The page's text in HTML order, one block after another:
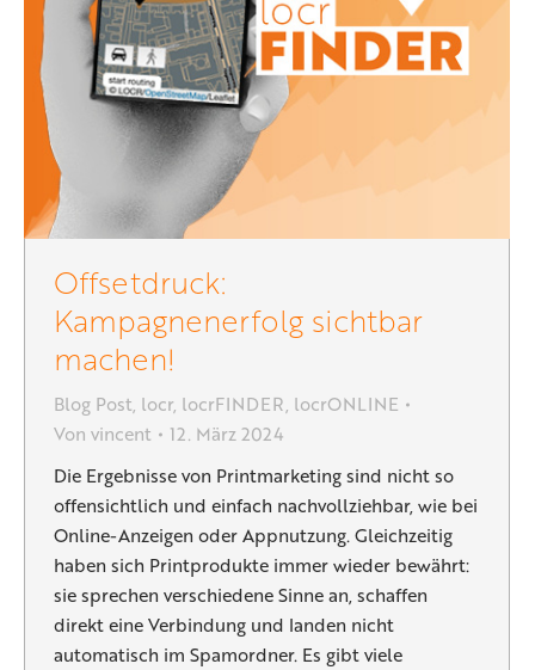
Offsetdruck:
Kampagnenerfolg sichtbar
machen!
Blog Post, locr, locrFINDER, locrONLINE
Von vincent
12. März 2024
Die Ergebnisse von Printmarketing sind nicht so
offensichtlich und einfach nachvollziehbar, wie bei
Online-Anzeigen oder Appnutzung. Gleichzeitig
haben sich Printprodukte immer wieder bewährt:
sie sprechen verschiedene Sinne an, schaffen
direkt eine Verbindung und landen nicht
automatisch im Spamordner. Es gibt viele